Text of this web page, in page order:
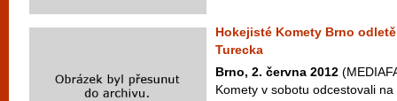
Hokejisté Komety Brno
Turecka
Brno, 2. června 2012
Komety v sobotu odcestovali